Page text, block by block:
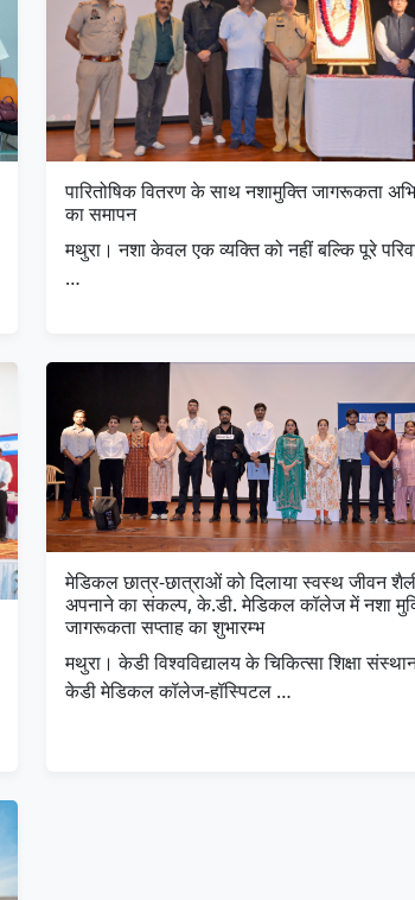
पारितोषिक वितरण के साथ नशामुक्ति जागरूकता
का समापन
मथुरा। नशा केवल एक व्यक्ति को नहीं बल्कि पूरे
…
मेडिकल छात्र-छात्राओं को दिलाया स्वस्थ जीवन
अपनाने का संकल्प, के.डी. मेडिकल कॉलेज में नशा
जागरूकता सप्ताह का शुभारम्भ
मथुरा। केडी विश्वविद्यालय के चिकित्सा शिक्षा
केडी मेडिकल कॉलेज-हॉस्पिटल …